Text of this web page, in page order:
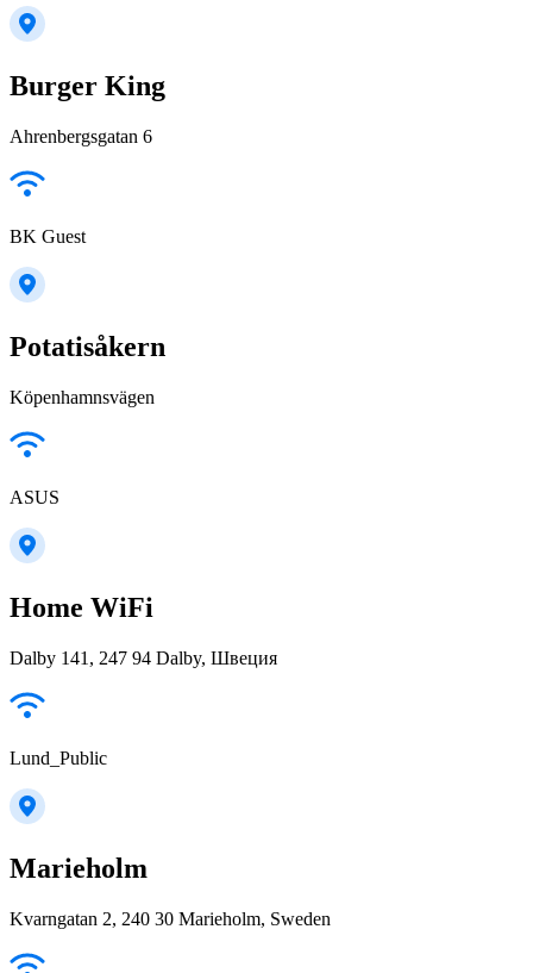
Burger King
Ahrenbergsgatan 6
BK Guest
Potatisåkern
Köpenhamnsvägen
ASUS
Home WiFi
Dalby 141, 247 94 Dalby, Швеция
Lund_Public
Marieholm
Kvarngatan 2, 240 30 Marieholm, Sweden